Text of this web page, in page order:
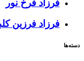
فرزاد فرخ نور
فرزاد فرزین
دسته‌ها